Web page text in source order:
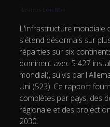
Rasmus Leichter
L'infrastructure mondiale
s'étend désormais sur
réparties sur six
dominent avec 5 427
mondial), suivis par
Uni (523). Ce rapport
complètes par pays, des
régionale et des
2030.